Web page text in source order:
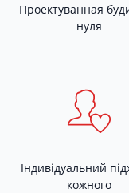
Проектуванная
нуля
Індивідуальний
кожного